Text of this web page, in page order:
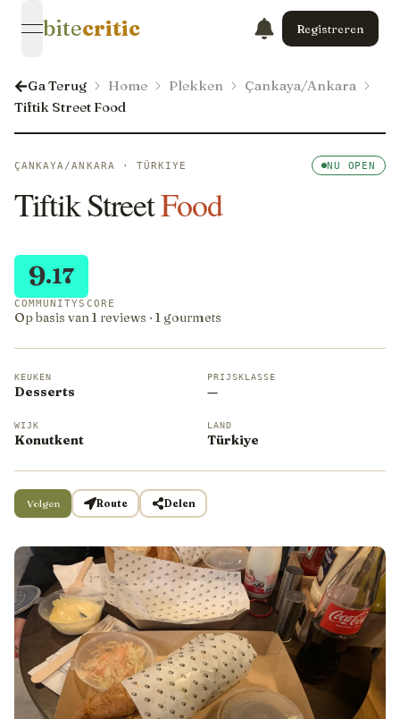
open navigation menu
bitecritic Registreren
Ga Terug Home Plekken
Çankaya/Ankara
Tiftik Street Food
ÇANKAYA/ANKARA · TÜRKIYE NU OPEN
Tiftik StreetFood
9.17
COMMUNITYSCORE
Op basis van 1 reviews · 1 gourmets
KEUKEN
Desserts
PRIJSKLASSE
—
WIJK
Konutkent
LAND
Türkiye
Volgen Route Delen